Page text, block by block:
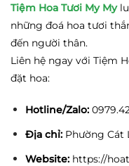
Tiệm Hoa Tươi My My
những đoá hoa tươi
đến người thân.
Liên hệ ngay với Tiệm
đặt hoa:
Hotline/Zalo:
Địa chỉ:Phường Cát
Website: https://